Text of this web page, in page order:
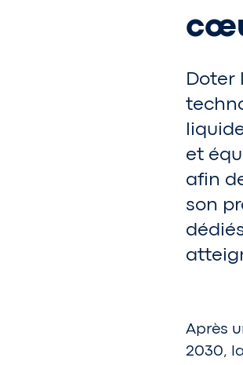
Doter
et
afin
son
Après
2030,